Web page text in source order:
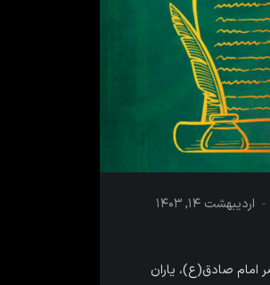
اردیبهشت ۱۴, ۱۴۰۳
امام صادق(ع)، یاران